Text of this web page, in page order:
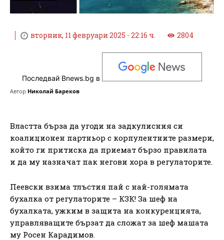
вторник, 11 февруари 2025 - 22:16 ч. 2804
Последвай Bnews.bg в
Автор Николай Бареков
Властта бърза да угоди на задкулисния си
коалиционен партньор с корпулентните размери,
който ги притиска да приемат бързо правилата
и да му назначат пак негови хора в регулаторите.
Пеевски взима тлъстия пай с най-голямата
бухалка от регулаторите – КЗК! За шеф на
бухалката, ужким в защита на конкуренцията,
управляващите бързат да сложат за шеф машата
му Росен Карадимов.